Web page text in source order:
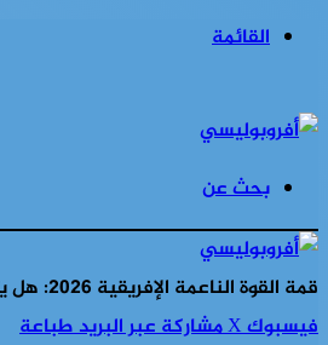
القائمة
بحث عن
قمة القوة الناعمة الإفريقية 2026: هل يتحول الاقتصاد الإبداعي إلى رافعة تنموية للقارة؟
فيسبوك‫Xمشاركة عبر البريدطباعة